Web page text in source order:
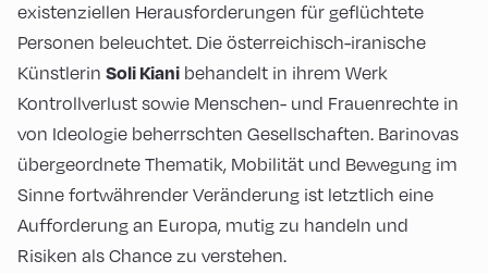
existenziellen Herausforderungen für geflüchtete
Personen beleuchtet. Die österreichisch-iranische
Künstlerin Soli Kiani behandelt in ihrem Werk
Kontrollverlust sowie Menschen- und Frauenrechte in
von Ideologie beherrschten Gesellschaften. Barinovas
übergeordnete Thematik, Mobilität und Bewegung im
Sinne fortwährender Veränderung ist letztlich eine
Aufforderung an Europa, mutig zu handeln und
Risiken als Chance zu verstehen.